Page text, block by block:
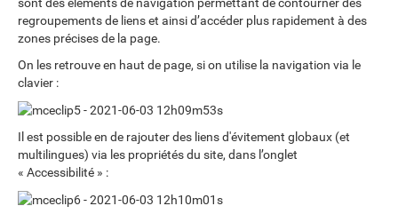
regroupements de liens et ainsi d’accéder plus rapidement à des
zones précises de la page.
On les retrouve en haut de page, si on utilise la navigation via le
clavier :
Il est possible en de rajouter des liens d'évitement globaux (et
multilingues) via les propriétés du site, dans l’onglet
« Accessibilité » :